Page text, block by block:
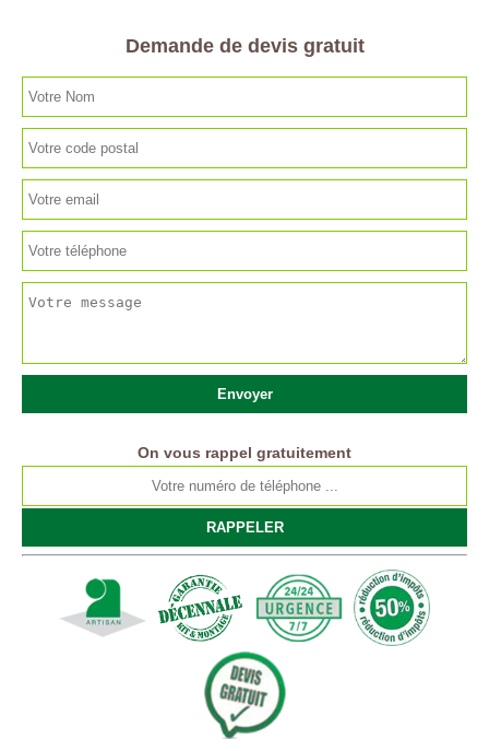
Demande de devis gratuit
On vous rappel gratuitement